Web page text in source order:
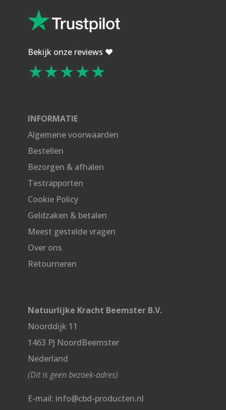
Bekijk onze reviews ❤️
★★★★★
INFORMATIE
Algemene voorwaarden
Bestellen
Bezorgen & afhalen
Testrapporten
Cookie Policy
Geldzaken & betalen
Meest gestelde vragen
Over ons
Retourneren
Natuurlijke Kracht Beemster B.V.
Noorddijk 11
1463 PJ NoordBeemster
Nederland
(Dit is geen bezoek-adres)
E-mail: info@cbd-producten.nl